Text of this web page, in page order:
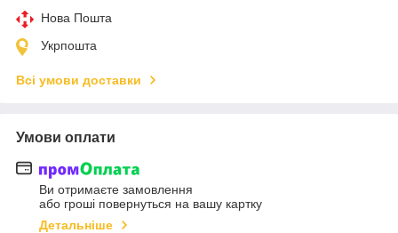
Нова Пошта
Укрпошта
Всі умови доставки
Умови оплати
Ви отримаєте замовлення
або гроші повернуться на вашу картку
Детальніше